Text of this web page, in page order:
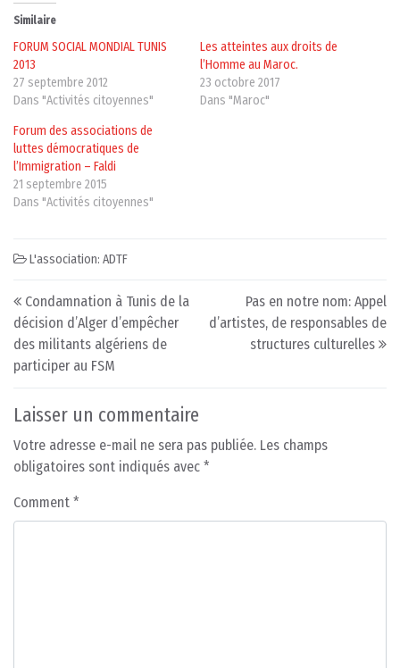
Similaire
FORUM SOCIAL MONDIAL TUNIS
2013
27 septembre 2012
Dans "Activités citoyennes"
Les atteintes aux droits de
l’Homme au Maroc.
23 octobre 2017
Dans "Maroc"
Forum des associations de
luttes démocratiques de
l’Immigration – Faldi
21 septembre 2015
Dans "Activités citoyennes"
L'association: ADTF
Post navigation
Condamnation à Tunis de la
décision d’Alger d’empêcher
des militants algériens de
participer au FSM
Pas en notre nom: Appel
d’artistes, de responsables de
structures culturelles
Laisser un commentaire
Votre adresse e-mail ne sera pas publiée. Les champs
obligatoires sont indiqués avec *
Comment *